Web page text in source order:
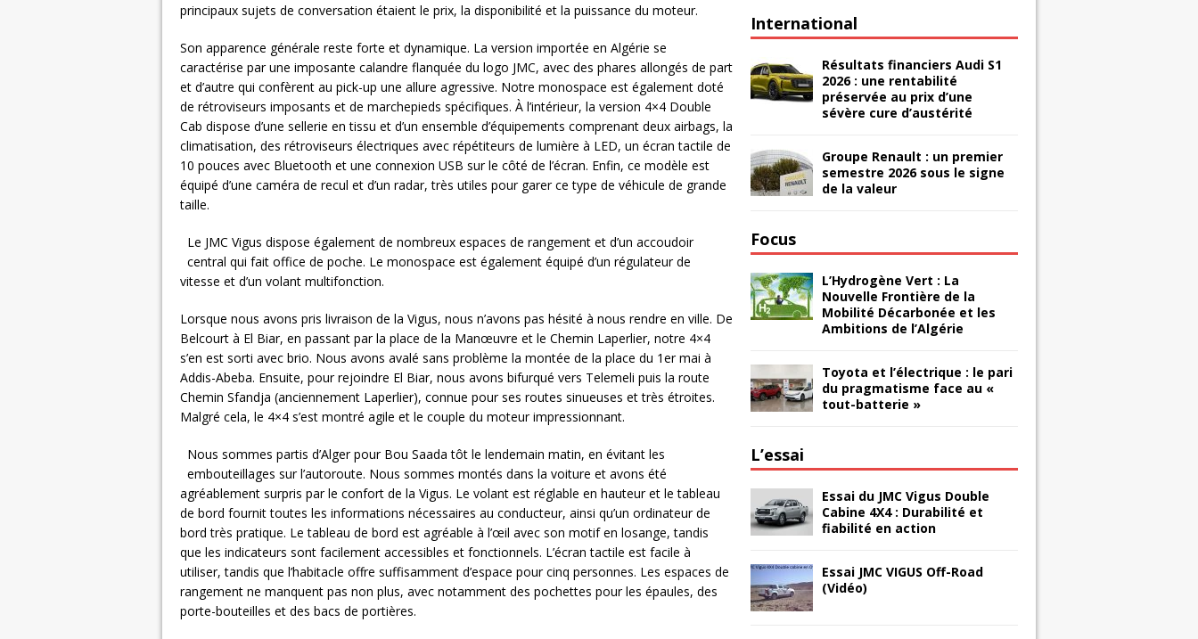
principaux sujets de conversation étaient le prix, la disponibilité et la puissance du moteur.
Son apparence générale reste forte et dynamique. La version importée en Algérie se
caractérise par une imposante calandre flanquée du logo JMC, avec des phares allongés de part
et d’autre qui confèrent au pick-up une allure agressive. Notre monospace est également doté
de rétroviseurs imposants et de marchepieds spécifiques. À l’intérieur, la version 4×4 Double
Cab dispose d’une sellerie en tissu et d’un ensemble d’équipements comprenant deux airbags, la
climatisation, des rétroviseurs électriques avec répétiteurs de lumière à LED, un écran tactile de
10 pouces avec Bluetooth et une connexion USB sur le côté de l’écran. Enfin, ce modèle est
équipé d’une caméra de recul et d’un radar, très utiles pour garer ce type de véhicule de grande
taille.
Le JMC Vigus dispose également de nombreux espaces de rangement et d’un accoudoir
central qui fait office de poche. Le monospace est également équipé d’un régulateur de
vitesse et d’un volant multifonction.
Lorsque nous avons pris livraison de la Vigus, nous n’avons pas hésité à nous rendre en ville. De
Belcourt à El Biar, en passant par la place de la Manœuvre et le Chemin Laperlier, notre 4×4
s’en est sorti avec brio. Nous avons avalé sans problème la montée de la place du 1er mai à
Addis-Abeba. Ensuite, pour rejoindre El Biar, nous avons bifurqué vers Telemeli puis la route
Chemin Sfandja (anciennement Laperlier), connue pour ses routes sinueuses et très étroites.
Malgré cela, le 4×4 s’est montré agile et le couple du moteur impressionnant.
Nous sommes partis d’Alger pour Bou Saada tôt le lendemain matin, en évitant les
embouteillages sur l’autoroute. Nous sommes montés dans la voiture et avons été
agréablement surpris par le confort de la Vigus. Le volant est réglable en hauteur et le tableau
de bord fournit toutes les informations nécessaires au conducteur, ainsi qu’un ordinateur de
bord très pratique. Le tableau de bord est agréable à l’œil avec son motif en losange, tandis
que les indicateurs sont facilement accessibles et fonctionnels. L’écran tactile est facile à
utiliser, tandis que l’habitacle offre suffisamment d’espace pour cinq personnes. Les espaces de
rangement ne manquent pas non plus, avec notamment des pochettes pour les épaules, des
porte-bouteilles et des bacs de portières.
International
Résultats financiers Audi S1
2026 : une rentabilité
préservée au prix d’une
sévère cure d’austérité
Groupe Renault : un premier
semestre 2026 sous le signe
de la valeur
Focus
L’Hydrogène Vert : La
Nouvelle Frontière de la
Mobilité Décarbonée et les
Ambitions de l’Algérie
Toyota et l’électrique : le pari
du pragmatisme face au «
tout-batterie »
L’essai
Essai du JMC Vigus Double
Cabine 4X4 : Durabilité et
fiabilité en action
Essai JMC VIGUS Off-Road
(Vidéo)